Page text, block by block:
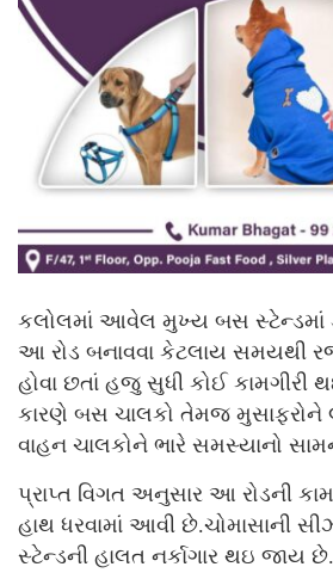
કલોલમાં આવેલ મુખ્ય બસ સ્ટેન્ડમાં
આ રોડ બનાવવા કેટલાય સમયથી
હોવા છતાં હજુ સુધી કોઈ કામગીરી
કારણે બસ ચાલકો તેમજ મુસાફરોને
વાહન ચાલકોને ભારે સમસ્યાનો
પ્રાપ્ત વિગત અનુસાર આ રોડની
હાથ ધરવામાં આવી છે.ચોમાસાની
સ્ટેન્ડની હાલત નર્કાગાર થઇ જાય છે.